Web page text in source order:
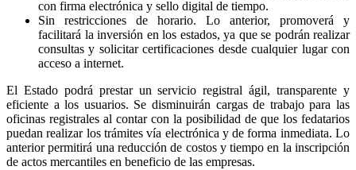
con firma electrónica y sello digital de tiempo.
Sin restricciones de horario. Lo anterior, promoverá y
facilitará la inversión en los estados, ya que se podrán realizar
consultas y solicitar certificaciones desde cualquier lugar con
acceso a internet.
El Estado podrá prestar un servicio registral ágil, transparente y
eficiente a los usuarios. Se disminuirán cargas de trabajo para las
oficinas registrales al contar con la posibilidad de que los fedatarios
puedan realizar los trámites vía electrónica y de forma inmediata. Lo
anterior permitirá una reducción de costos y tiempo en la inscripción
de actos mercantiles en beneficio de las empresas.